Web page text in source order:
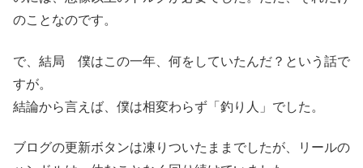
のことなのです。
で、結局 僕はこの一年、何をしていたんだ？という話で
すが。
結論から言えば、僕は相変わらず「釣り人」でした。
ブログの更新ボタンは凍りついたままでしたが、リールの